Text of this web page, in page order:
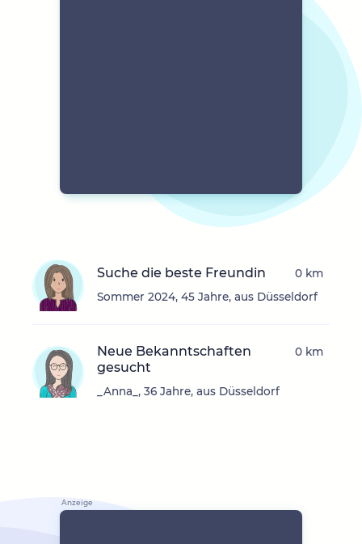
Suche die beste Freundin
Sommer 2024, 45 Jahre, aus Düsseldorf
0 km
Neue Bekanntschaften
gesucht
_Anna_, 36 Jahre, aus Düsseldorf
0 km